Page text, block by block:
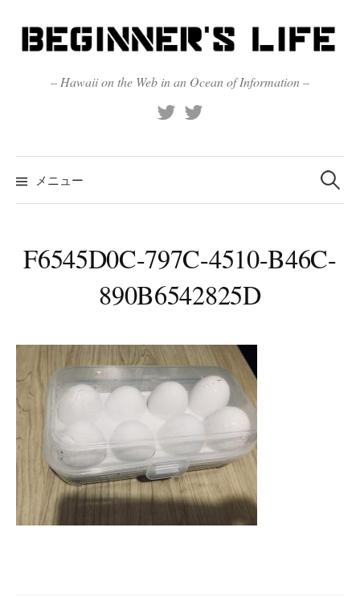
ン
テ
キ
ッ
プ
– Hawaii on the Web in an Ocean of Information –
メニュー
検
索:
F6545D0C-797C-4510-B46C-
890B6542825D